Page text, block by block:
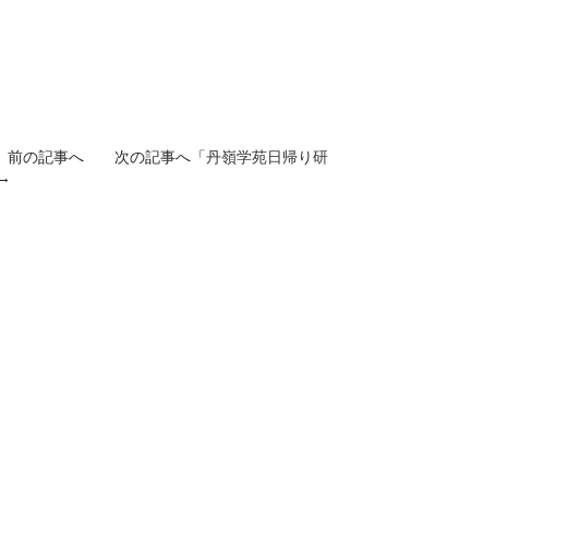
前の記事へ 次の記事へ「丹嶺学苑日帰り研